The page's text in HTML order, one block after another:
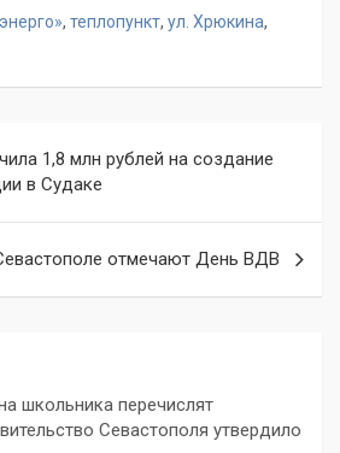
, теплопункт, ул. Хрюкина,
1,8 млн рублей на создание
в Судаке
отмечают День ВДВ
школьника перечислят
Севастополя утвердило